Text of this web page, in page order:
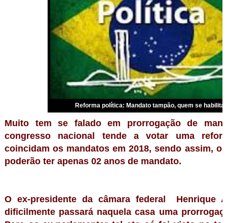
Reforma política: Mandato tampão, quem se
Muito tem se falado em prorrogação de
congresso nacional tende a votar uma
coincidam os mandatos em 2018, sendo assim,
poderão ter apenas 02 anos de mandato.
O ex-presidente da câmara federal Henrique
dificilmente passará naquela casa uma